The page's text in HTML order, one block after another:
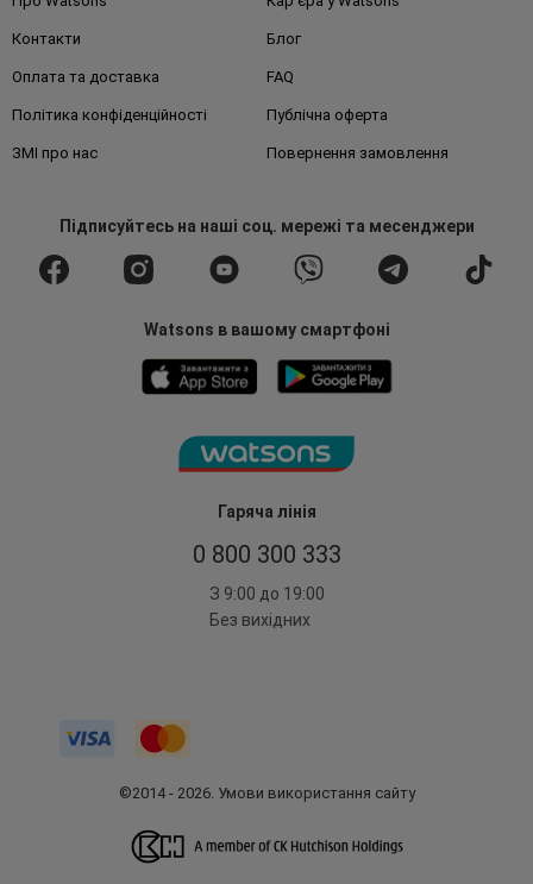
Гаряча лінія
0 800 300 333
З 9:00 до 19:00
Без вихідних
Контакти Блог
Оплата та доставка FAQ
Політика конфіденційності Публічна оферта
ЗМІ про нас Повернення замовлення
Підписуйтесьна наші соц. мережі та месенджери
Watsons в вашому смартфоні
©2014 - 2026. Умови використання сайту